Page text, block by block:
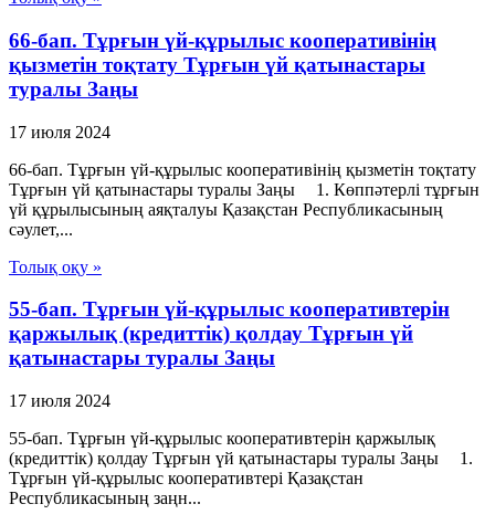
66-бап. Тұрғын үй-құрылыс кооперативінің
қызметін тоқтату Тұрғын үй қатынастары
туралы Заңы
17 июля 2024
66-бап. Тұрғын үй-құрылыс кооперативінің қызметін тоқтату
Тұрғын үй қатынастары туралы Заңы 1. Көппәтерлі тұрғын
үй құрылысының аяқталуы Қазақстан Республикасының
сәулет,...
Толық оқу »
55-бап. Тұрғын үй-құрылыс кооперативтерін
қаржылық (кредиттік) қолдау Тұрғын үй
қатынастары туралы Заңы
17 июля 2024
55-бап. Тұрғын үй-құрылыс кооперативтерін қаржылық
(кредиттік) қолдау Тұрғын үй қатынастары туралы Заңы 1.
Тұрғын үй-құрылыс кооперативтері Қазақстан
Республикасының заңн...